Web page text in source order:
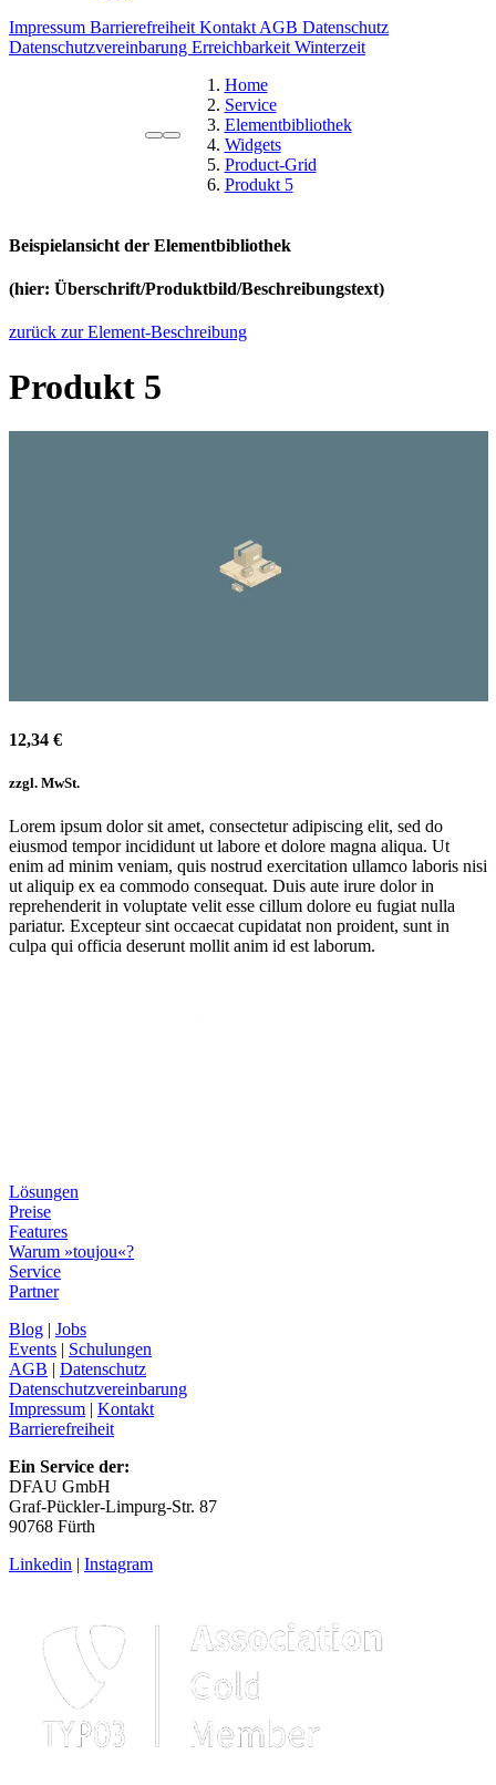
Impressum Barrierefreiheit Kontakt AGB Datenschutz
Datenschutzvereinbarung Erreichbarkeit Winterzeit
Home
Service
Elementbibliothek
Widgets
Product-Grid
Produkt 5
Beispielansicht der Elementbibliothek
(hier: Überschrift/Produktbild/Beschreibungstext)
zurück zur Element-Beschreibung
Produkt 5
12,34 €
zzgl. MwSt.
Lorem ipsum dolor sit amet, consectetur adipiscing elit, sed do
eiusmod tempor incididunt ut labore et dolore magna aliqua. Ut
enim ad minim veniam, quis nostrud exercitation ullamco laboris nisi
ut aliquip ex ea commodo consequat. Duis aute irure dolor in
reprehenderit in voluptate velit esse cillum dolore eu fugiat nulla
pariatur. Excepteur sint occaecat cupidatat non proident, sunt in
culpa qui officia deserunt mollit anim id est laborum.
Lösungen
Preise
Features
Warum »toujou«?
Service
Partner
Blog | Jobs
Events | Schulungen
AGB | Datenschutz
Datenschutzvereinbarung
Impressum | Kontakt
Barrierefreiheit
Ein Service der:
DFAU GmbH
Graf-Pückler-Limpurg-Str. 87
90768 Fürth
Linkedin | Instagram